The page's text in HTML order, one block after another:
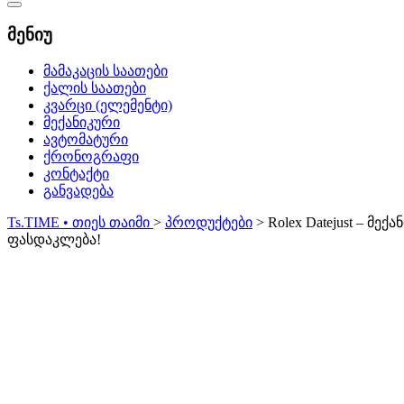
Catalog
Menu
მენიუ
მამაკაცის საათები
ქალის საათები
კვარცი (ელემენტი)
მექანიკური
ავტომატური
ქრონოგრაფი
კონტაქტი
განვადება
Ts.TIME • თიეს თაიმი > პროდუქტები > Rolex Datejust –
ფასდაკლება!